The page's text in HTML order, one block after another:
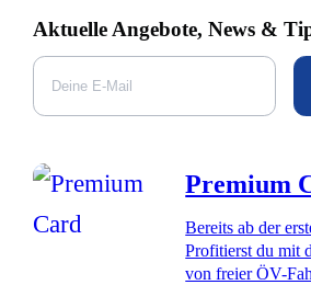
Aktuelle Angebote, News &
Premium
Bereits ab der
Profitierst du mit
von freier ÖV-